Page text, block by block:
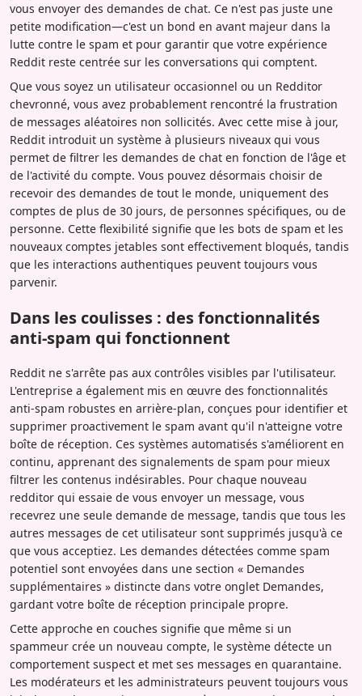
vous envoyer des demandes de chat. Ce n'est pas juste une
petite modification—c'est un bond en avant majeur dans la
lutte contre le spam et pour garantir que votre expérience
Reddit reste centrée sur les conversations qui comptent.
Que vous soyez un utilisateur occasionnel ou un Redditor
chevronné, vous avez probablement rencontré la frustration
de messages aléatoires non sollicités. Avec cette mise à jour,
Reddit introduit un système à plusieurs niveaux qui vous
permet de filtrer les demandes de chat en fonction de l'âge et
de l'activité du compte. Vous pouvez désormais choisir de
recevoir des demandes de tout le monde, uniquement des
comptes de plus de 30 jours, de personnes spécifiques, ou de
personne. Cette flexibilité signifie que les bots de spam et les
nouveaux comptes jetables sont effectivement bloqués, tandis
que les interactions authentiques peuvent toujours vous
parvenir.
Dans les coulisses : des fonctionnalités
anti-spam qui fonctionnent
Reddit ne s'arrête pas aux contrôles visibles par l'utilisateur.
L'entreprise a également mis en œuvre des fonctionnalités
anti-spam robustes en arrière-plan, conçues pour identifier et
supprimer proactivement le spam avant qu'il n'atteigne votre
boîte de réception. Ces systèmes automatisés s'améliorent en
continu, apprenant des signalements de spam pour mieux
filtrer les contenus indésirables. Pour chaque nouveau
redditor qui essaie de vous envoyer un message, vous
recevrez une seule demande de message, tandis que tous les
autres messages de cet utilisateur sont supprimés jusqu'à ce
que vous acceptiez. Les demandes détectées comme spam
potentiel sont envoyées dans une section « Demandes
supplémentaires » distincte dans votre onglet Demandes,
gardant votre boîte de réception principale propre.
Cette approche en couches signifie que même si un
spammeur crée un nouveau compte, le système détecte un
comportement suspect et met ses messages en quarantaine.
Les modérateurs et les administrateurs peuvent toujours vous